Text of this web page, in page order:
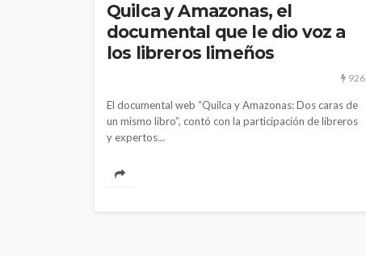
Quilca y Amazonas, el
documental que le dio voz a
los libreros limeños
926
El documental web “Quilca y Amazonas: Dos caras de
un mismo libro”, contó con la participación de libreros
y expertos...